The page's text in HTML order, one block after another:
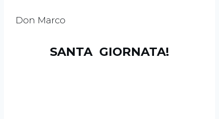
Don Marco
SANTA GIORNATA!